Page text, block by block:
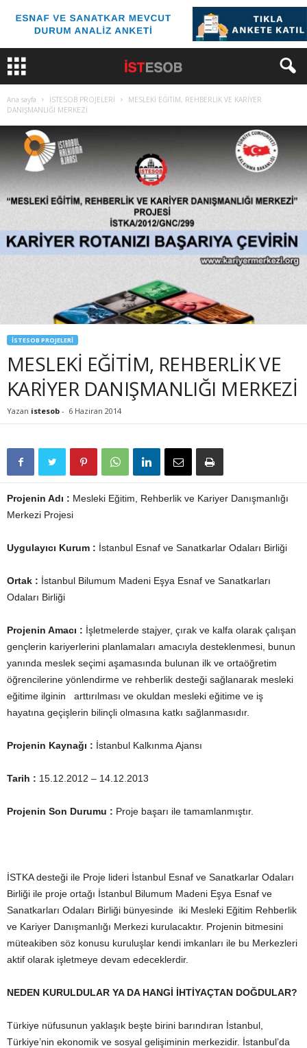
Ana sayfa İSTESOB PROJELERİ
MESLEKİ EĞİTİM, REHBERLİK VE KARİYER
DANIŞMANLIĞI MERKEZİ
İSTESOB PROJELERİ
MESLEKİ EĞİTİM, REHBERLİK VE
KARİYER DANIŞMANLIĞI MERKEZİ
Yazan istesob - 6 Haziran 2014
Projenin Adı : Mesleki Eğitim, Rehberlik ve Kariyer Danışmanlığı
Merkezi Projesi
Uygulayıcı Kurum : İstanbul Esnaf ve Sanatkarlar Odaları Birliği
Ortak : İstanbul Bilumum Madeni Eşya Esnaf ve Sanatkarları
Odaları Birliği
Projenin Amacı : İşletmelerde stajyer, çırak ve kalfa olarak çalışan
gençlerin kariyerlerini planlamaları amacıyla desteklenmesi, bunun
yanında meslek seçimi aşamasında bulunan ilk ve ortaöğretim
öğrencilerine yönlendirme ve rehberlik desteği sağlanarak mesleki
eğitime ilginin arttırılması ve okuldan mesleki eğitime ve iş
hayatına geçişlerin bilinçli olmasına katkı sağlanmasıdır.
Projenin Kaynağı : İstanbul Kalkınma Ajansı
Tarih : 15.12.2012 – 14.12.2013
Projenin Son Durumu : Proje başarı ile tamamlanmıştır.
İSTKA desteği ile Proje lideri İstanbul Esnaf ve Sanatkarlar Odaları
Birliği ile proje ortağı İstanbul Bilumum Madeni Eşya Esnaf ve
Sanatkarları Odaları Birliği bünyesinde iki Mesleki Eğitim Rehberlik
ve Kariyer Danışmanlığı Merkezi kurulacaktır. Projenin bitmesini
müteakiben söz konusu kuruluşlar kendi imkanları ile bu Merkezleri
aktif olarak işletmeye devam edeceklerdir.
NEDEN KURULDULAR YA DA HANGİ İHTİYAÇTAN DOĞDULAR?
Türkiye nüfusunun yaklaşık beşte birini barındıran İstanbul,
Türkiye’nin ekonomik ve sosyal gelişiminin merkezidir. İstanbul’da